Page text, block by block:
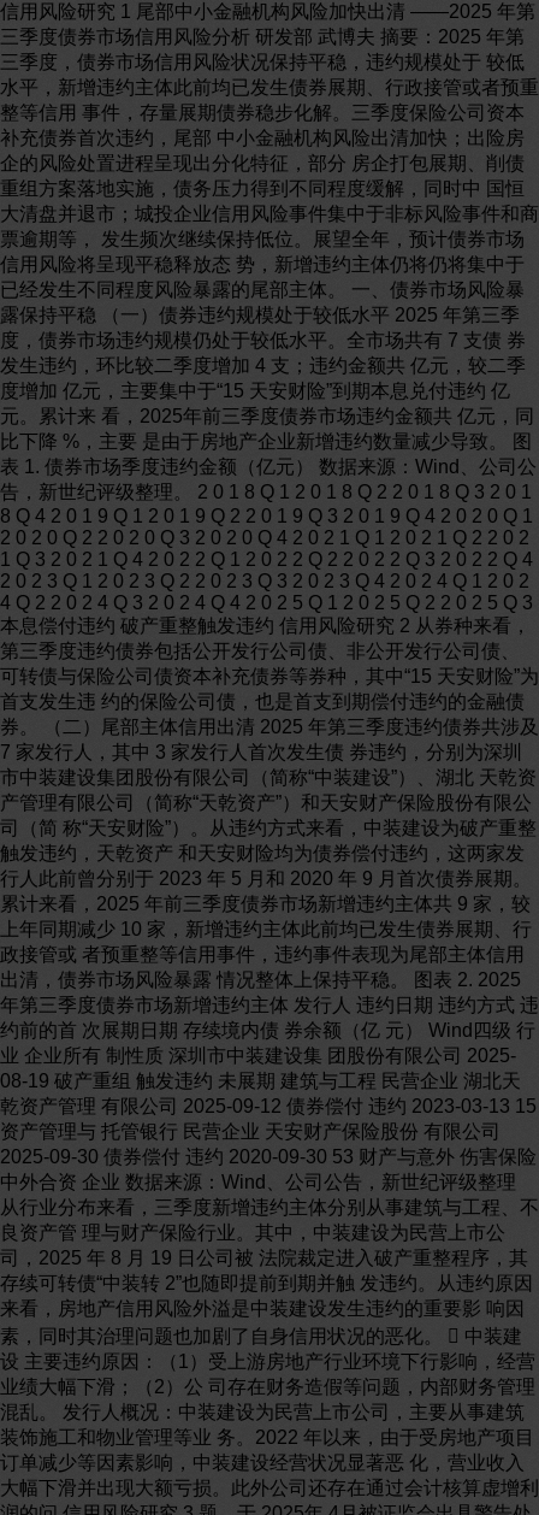
信用风险研究 1 尾部中小金融机构风险加快出清 ——2025 年第三季度债券市场信用风险分析 研发部 武博夫 摘要：2025 年第三季度，债券市场信用风险状况保持平稳，违约规模处于 较低水平，新增违约主体此前均已发生债券展期、行政接管或者预重整等信用 事件，存量展期债券稳步化解。三季度保险公司资本补充债券首次违约，尾部 中小金融机构风险出清加快；出险房企的风险处置进程呈现出分化特征，部分 房企打包展期、削债重组方案落地实施，债务压力得到不同程度缓解，同时中 国恒大清盘并退市；城投企业信用风险事件集中于非标风险事件和商票逾期等， 发生频次继续保持低位。展望全年，预计债券市场信用风险将呈现平稳释放态 势，新增违约主体仍将仍将集中于已经发生不同程度风险暴露的尾部主体。 一、债券市场风险暴露保持平稳 （一）债券违约规模处于较低水平 2025 年第三季度，债券市场违约规模仍处于较低水平。全市场共有 7 支债 券发生违约，环比较二季度增加 4 支；违约金额共 亿元，较二季度增加 亿元，主要集中于“15 天安财险”到期本息兑付违约 亿元。累计来 看，2025年前三季度债券市场违约金额共 亿元，同比下降 %，主要 是由于房地产企业新增违约数量减少导致。 图表 1. 债券市场季度违约金额（亿元） 数据来源：Wind、公司公告，新世纪评级整理。 2 0 1 8 Q 1 2 0 1 8 Q 2 2 0 1 8 Q 3 2 0 1 8 Q 4 2 0 1 9 Q 1 2 0 1 9 Q 2 2 0 1 9 Q 3 2 0 1 9 Q 4 2 0 2 0 Q 1 2 0 2 0 Q 2 2 0 2 0 Q 3 2 0 2 0 Q 4 2 0 2 1 Q 1 2 0 2 1 Q 2 2 0 2 1 Q 3 2 0 2 1 Q 4 2 0 2 2 Q 1 2 0 2 2 Q 2 2 0 2 2 Q 3 2 0 2 2 Q 4 2 0 2 3 Q 1 2 0 2 3 Q 2 2 0 2 3 Q 3 2 0 2 3 Q 4 2 0 2 4 Q 1 2 0 2 4 Q 2 2 0 2 4 Q 3 2 0 2 4 Q 4 2 0 2 5 Q 1 2 0 2 5 Q 2 2 0 2 5 Q 3 本息偿付违约 破产重整触发违约 信用风险研究 2 从券种来看，第三季度违约债券包括公开发行公司债、非公开发行公司债、 可转债与保险公司债资本补充债券等券种，其中“15 天安财险”为首支发生违 约的保险公司债，也是首支到期偿付违约的金融债券。 （二）尾部主体信用出清 2025 年第三季度违约债券共涉及 7 家发行人，其中 3 家发行人首次发生债 券违约，分别为深圳市中装建设集团股份有限公司（简称“中装建设”）、湖北 天乾资产管理有限公司（简称“天乾资产”）和天安财产保险股份有限公司（简 称“天安财险”）。从违约方式来看，中装建设为破产重整触发违约，天乾资产 和天安财险均为债券偿付违约，这两家发行人此前曾分别于 2023 年 5 月和 2020 年 9 月首次债券展期。累计来看，2025 年前三季度债券市场新增违约主体共 9 家，较上年同期减少 10 家，新增违约主体此前均已发生债券展期、行政接管或 者预重整等信用事件，违约事件表现为尾部主体信用出清，债券市场风险暴露 情况整体上保持平稳。 图表 2. 2025年第三季度债券市场新增违约主体 发行人 违约日期 违约方式 违约前的首 次展期日期 存续境内债 券余额（亿 元） Wind四级 行业 企业所有 制性质 深圳市中装建设集 团股份有限公司 2025-08-19 破产重组 触发违约 未展期 建筑与工程 民营企业 湖北天乾资产管理 有限公司 2025-09-12 债券偿付 违约 2023-03-13 15 资产管理与 托管银行 民营企业 天安财产保险股份 有限公司 2025-09-30 债券偿付 违约 2020-09-30 53 财产与意外 伤害保险 中外合资 企业 数据来源：Wind、公司公告，新世纪评级整理 从行业分布来看，三季度新增违约主体分别从事建筑与工程、不良资产管 理与财产保险行业。其中，中装建设为民营上市公司，2025 年 8 月 19 日公司被 法院裁定进入破产重整程序，其存续可转债“中装转 2”也随即提前到期并触 发违约。从违约原因来看，房地产信用风险外溢是中装建设发生违约的重要影 响因素，同时其治理问题也加剧了自身信用状况的恶化。  中装建设 主要违约原因：（1）受上游房地产行业环境下行影响，经营业绩大幅下滑；（2）公 司存在财务造假等问题，内部财务管理混乱。 发行人概况：中装建设为民营上市公司，主要从事建筑装饰施工和物业管理等业 务。2022 年以来，由于受房地产项目订单减少等因素影响，中装建设经营状况显著恶 化，营业收入大幅下滑并出现大额亏损。此外公司还存在通过会计核算虚增利润的问 信用风险研究 3 题，于 2025年 4月被证监会出具警告处分，相关责任人处以证券市场禁入处罚。2024年 5 月，中装建设被债权人申请预重整。2025 年 8 月 19 日，公司正式进入破产重整程序。 存续债券情况：“中装转 2”于 2021 年 4 月上市发行，发行规模 亿元，发行期 限 6 年。在中装建设正式进入破产程序之后，“中装转 2”相应提前到期触发违约，并于 2025 年 9 月 19 日起停止转股。除“中装转 2”之外，中装建设无其他存续债券。 除中装建设之外，三季度其余两家新增违约主体均为持牌金融机构，违约 事件反映出尾部中小金融机构风险出清加速。其中，天乾资产此前于 2023 年 5 月首次发生债券展期，除受间接控股股东武汉当代科技产业集团股份有限公司 （简称“当代科技”）违约事件影响导致外部支持力度削弱之外，也暴露出民营 AMC 风险管理薄弱、盈利模式单一等问题。  天乾资产 主要违约原因：（1）不良资产经营项目处置进度不及预期；（2）展期期间债务压力 不断累积，财务状况持续恶化；（3）间接控股股东破产重整，无法履行债券担保义务 发行人概况：天乾资产为湖北省民营AMC，主要业务包括在湖北省内开展金融企业 不良资产批量收购与处置、股权投资、债权投资、资产并购重组等。公司控股股东天盈 投资作为天乾资管的第一大股东，直接持股 %，并通过一致行动协议实际控制天乾 资管 %的表决权。2023 年“当代系”信用风险暴露，当代科技债券违约，天盈投 资、天乾资产均陆续发生债券展期。2025 年以来伴随当代科技进入破产重整，债券投资 人拒绝继续展期，天盈投资、天乾资产先后发生违约。 存续债券情况：天乾资产债券发行历史仅“20 天乾 01”和“20 天乾 02”两支非公 开发行公司债券，本金余额分别为 亿元和 亿元。其中“20 天乾 01”已兑付违 约，“20 天乾 02”将于 2026 年 5 月 6 日面临兑付。 天安财险原为“明天系”控制下的财产保险公司，2020 年 7 月被原银保监 会进行行政接管，此后对应付利息挂账。2025 年 6 月公司被金融监管总局处以 行政处罚并吊销业务许可证，其保单业务已被新成立的申能财产保险股份有限 公司（简称“申能财险”）接收。  天安财险 主要违约原因：（1）公司治理问题严重，违规向关联方输送利益；（2）经营模式较 为激进，存在期限错配问题，资本补充能力不足 发行人概况：天安财险成立于 1995 年，主要从事车险、信用保证保险等财产保险业 务。作为“明天系”控制的金融机构，天安财险经营模式较为激进，长期依赖短期投资 型业务扩大经营规模，形成较为严重的期限错配问题，资本补充压力较大。另一方面， 公司治理严重失衡，内部控制薄弱，违规向关联方输送利益、违规担保以及虚假报送监 管材料等问题频发。由于长期存在关联方利益输送，天安财险发行次级资本债补充资本 信用风险研究 4 后仍难以满足流动性压力。2020 年 7 月，天安财险等九家“明天系”金融机构被监管部 门接管。 存续债券情况：除“15 天安财险”之外发行人无其他存续债券。 （三）存量展期债券稳步化解 2025 年第三季度，债券市场展期规模继续保持在较低水平。三季度债券市 场共有 29 支债券展期，主要集中于数家出险房企达成债券打包展期；新增展期 债券 2 支，本金余额共 亿元，均为本季度首次展期主体正兴隆房地产（深 圳）有限公司（简称“正兴隆地产”）存续债券。 图表 3. 2025年第三季度债券市场新增展期债项 发行人 证券简称 券种 展期日期 展期前余 额（亿 元） 展期类 型 展期金额 （万元） 说明 正兴隆房地产 （深圳）有限 公司 H1 绿景 01 公司债 2025-08-18 2025-09-30 付息 两次对 利息展 期 H1 绿景 02 公司债 2025-08-18 2025-09-30 付息 数据来源：Wind、公司公告，新世纪评级整理  正兴隆地产 发行人简况：正兴隆地产为港股上市公司绿景（中国）地产投资有限公司（简称 “绿景中国地产”，股票代码：）境内经营主体。公司业务主要集中于大湾区地 区城市更新项目，近年来受房地产市场下行影响去化难度加大，2024 年亏损规模扩大。 2025 年 3 月绿景中国地产披露债务违约。此外，2025 年 1 月，由于存在非市场化发行公 司债券的问题，深圳市证监局对正兴隆地产采取出具警示函措施。 存续债券情况：正兴隆房地产仅有“H1 绿景 01”与“H1 绿景 02”两支债券存续， 本金余额共 亿元，将均于 2026 年 8 月 17 日面临到期兑付，均由绿景中国地产提供 担保。目前两支债券本期利息资金已展期至兑付日，如果发行人未来资产变现或债务重 组等处置手段不及预期，存续债券仍将面临违约的可能。 累计来看，2025 年前三季度债券市场共有 6 支一般信用类债券 1 期资产支 持证券首次展期，金额共 亿元，同比下降 %，降幅显著。伴随房地 产信用风险暴露逐渐接近尾声，债券市场展期现象持续回落。从存量来看，截 至 2025年 9月末，债券市场共有 202支一般信用类债券与 40期资产支持证券仍 处于展期状态，存量展期本金余额共 亿元，较上年末下降 亿元。 从债务风险化解处置的角度来看，目前展期主体的处置方式以打包展期为主， 延长兑付期限、缓解短期偿债压力，此外部分出险房企已实现整体债务重组， 债券余额大幅削减，成为存量展期规模下降的主要原因。 信用风险研究 5 图表 4. 债券市场新增与存量展期情况 资料来源：Wind，新世纪评级整理。资产支持证券支数按分层统计 二、尾部中小金融机构风险加快出清 2025 年第三季度天安财险资本补充债券到期兑付违约，成为首支发生违约 的保险公司债券，显示出尾部中小金融机构的出清进程明显加快。此前，包商 银行股份有限公司（简称“包商银行”）发行的商业银行次级债券“15包商银行 二级”于 2020 年 11 月全额减记并且不再支付累计应付利息，成为首支发生违 约的金融债券。此外，天安人寿、西藏金租等金融债券发行人曾发生债券展期， 部分地方 AMC 和融资租赁公司发行的公司债券也发生违约。 图表 5. 债券市场金融债偿付风险事件 发行人 债券简称 债券类型 时间 事件 是否计入 债券违约 天安财产保险股份 有限公司 15 天安财险 保险公司资 本补充债券 2020-09-30 利息挂账展期 否 2025-09-30 兑付违约 是 天安人寿保险股份 有限公司 15 天安人寿 保险公司资 本补充债券 2020-12-29 利息挂账展期 否 包商银行股份有限 公司 15 包商银行二级 商业银行二 级资本债券 2020-11-13 全额减记并不 再支付利息 是 西藏金融租赁有限 公司 18 西藏租赁债 01 金融债券 2021-08-03 到期兑付展期 否 19 西藏租赁债 01 金融债券 2022-08-09 到期兑付展期 否 数据来源：Wind、公司公告，新世纪评级整理 近年来面对金融控股集团企业风险的累积，监管部门通过行政接管、划转 承接、市场化破产出清等方式稳妥推动金融领域风险化解。2020年 7月 17日， 原银保监会与证监会对九家“明天系”金融机构实施接管，包括四家保险公司、 两家信托公司、两家证券公司与一家期货公司。在接管过程中，监管部门首先 采取业务托管措施，对受接管金融机构的债权债务及资产负债情况进行全面摸 0 100 200 300 400 500 600 700 800 0 10 20 30 40 50 60 70 80 2 0 1 8 Q 1 2 0 1 8 Q 3 2 0 1 9 Q 1 2 0 1 9 Q 3 2 0 2 0 Q 1 2 0 2 0 Q 3 2 0 2 1 Q 1 2 0 2 1 Q 3 2 0 2 2 Q 1 2 0 2 2 Q 3 2 0 2 3 Q 1 2 0 2 3 Q 3 2 0 2 4 Q 1 2 0 2 4 Q 3 2 0 2 5 Q 1 2 0 2 5 Q 3 展期债券数量和金额 支数 金额[右轴] 0 500 1,000 1,500 2,000 2,500 3,000 3,500 4,000 0 50 100 150 200 250 300 350 存量展期情况 存量展期支数 存量展期金额[右轴] 信用风险研究 6 底，重点排查通过信托、理财、股权基金等渠道向关联方违规输送利益的情况。 2025 年 6 月和 8 月，金融监管总局先后对天安财险等四家“明天系”保险机构 作出行政处罚，指出其公司治理混乱、内部控制失效、存在重大关联交易违规 行为，对相关责任人处罚，并吊销天安财险、天安人寿保险股份有限公司（简 称“天安人寿”）与华夏人寿保险股份有限公司（简称“华夏人寿”）的保险业 务许可证。 图表 6. 金融监管总局对“明天系”四家保险公司处罚情况 机构 处罚时间 主要违法违规行为 行政处罚内容 天安财产保险股 份有限公司 2025-06- 13 公司治理报告与实际情况不符，部分拟任高 级管理人员未经任职资格许可即履职，违规 通过信托、存款、理财、股权基金投资向关 联方输送利益，未按照规定使用经批准的保 险条款、保险费率，向监管部门提供虚假报 告、报表、文件和资料等。 吊销业务许可证。 对责任人员警告并罚 款；撤销任职资格；行 业禁入。 天安人寿保险股 份有限公司 2025-06- 13 公司治理报告不真实，董事尽职报告存在不 实声明，薪酬管理报告不真实，高管在未取 得任职资格的情况下履行职责，违规将投资 资产用于担保或提供贷款，违规通过关联交 易向实际控制人输送利益等。 吊销业务许可证。 对责任人员警告并罚 款；撤销任职资格；行 业禁入。 易安财产保险股 份有限公司 2025-06- 06 违规资金运用损害公司利益，委托无保险中 介资质机构从事保险销售活动，保险条款和 保险费率违反规定，编制或者提供虚假的报 告、报表、文件、资料等 对责任人员警告并罚 款；撤销任职资格；行 业禁入。 华夏人寿保险股 份有限公司 2025-08- 01 报送的报告中存在虚假记载和重大遗漏、客 户信息不真实、产品宣传材料不合规、虚假 列支费用、违规大幅虚增偿付能力、违规运 用资金造成重大损失等 吊销业务许可证。 对责任人员警告并罚 款；撤销任职资格；行 业禁入。 数据来源：金融监管总局，新世纪评级整理 从处置措施来看，监管部门根据被接管金融机构自身实际情况，采用业务 承接、股权划转、破产清算等手段进行处理，确保风险得到妥善化解的同时存 量客户权益不受影响。在保险领域，天安财险、天安人寿和华夏人寿采取“新 设承接+破产”的手段，保单业务由新组建成立的国资背景险企承接，原主体吊 销业务许可证之后面临破产；易安财险规模体量和风险敞口相对较小，在破产 重整后纳入比亚迪汽车工业有限公司合并范围，重组并更名为深圳比亚迪财产 保险有限公司，恢复正常营业。在信托领域，根据打破刚性兑付的原则，新华 信托已进入破产清算，新时代信托对投资人打折兑付。在证券、期货领域，新 时代证券、国盛证券和国盛期货的控制权由中国诚通控股集团有限公司、江西 省交通投资集团有限责任公司等央国企接手，完成自身整改之后恢复正常经营。 图表 7. “明天系”九家金融机构接管与处理情况 机构类型 机构名称 后续处理 保险 天安财产保险股份有限公司 成立新主体申通财险承接保单 天安人寿保险股份有限公司 成立新主体中汇人寿承接保单 信用风险研究 7 机构类型 机构名称 后续处理 易安财产保险股份有限公司 完成破产重整，股东变更并重组为比亚迪财险，恢复正 常经营 华夏人寿保险股份有限公司 成立新主体瑞众人寿承接保单 信托 新华信托股份有限公司 破产清算 新时代信托股份有限公司 打折兑付，股权处置尚未完成 证券 新时代证券股份有限公司 2022 年 5 月 27 日结束接管，股东变更并重组为诚通证 券，恢复正常经营 国盛证券有限责任公司 国资股东接接手，2022年 7月 16日结束接管，恢复正常 经营 期货 国盛期货有限责任公司 国资股东接接手，2022年 7月 16日结束接管，恢复正常 经营 数据来源：新世纪评级根据公开信息整理 三、出险房企风险处置进展分化 2025 年第三季度，多家出险房企债务化解工作取得实质性进展，具体措施 包括打包延长展期期限、削债重组和境外债务债转股等，债务压力获得不同程 度缓解。三季度深圳市龙光控股有限公司、旭辉集团股份有限公司、融侨等出 险房企境内债券达成打包展期，涉及债券本金规模共 亿元，偿付期限延 长到 2027 年至 2033 年不等，短期内债务压力大幅缓解。同时，融创房地产集 团有限公司境内债券的庭外债务重组落地执行，公司存量债券的余额由 2025 年 6 月末的 亿元下降至 亿元。 图表 8. 2025年第三季度出险房企打包展期情况 发行人 达成打包展期时间 展期的债券本金余额 （亿元） 最长兑付截止日 深圳市龙光控股有限公司 2025-07-10 2033-07-10 旭辉集团股份有限公司 2025-07-18 2033-07-18 融侨集团股份有限公司 2025-09-01 2027-08-31 数据来源：Wind、公司公告，新世纪评级整理 在部分出险房企风险处置取得进展的同时，部分内部管理失能、债权债务 关系混乱、可处置变现资产匮乏的出险房企进入清盘或破产出清，后者以中国 恒大集团（简称“中国恒大”）最为典型。作为本轮房地产信用风险中的标志性 企业，中国恒大集团在 2021 年 9 月债务危机全面爆发后曾尝试出台债务重组、 引入战略投资者等风险化解方案，但是最终均未能落地执行。2024 年 1 月 29 日， 香港高等法院正式向中国恒大下达清盘令。2025 年 8 月 25 日，在连续暂停买卖 18 个月之后，公司股票（代码：）从港交所退市。 根据中国恒大清盘人公布，截至 2025 年 7 月末已收到债权人主张金额约 3500 亿港元，而清盘人直接管控的实体的资产价值总额约为 270 亿港元。中国 恒大由于资产所有权结构较为复杂，涉及在多个司法管辖区注册成立的公司实 信用风险研究 8 体且存在大量的集团内部交易，因此清盘令的执行难度较大。在境内债务方面， 中国恒大的境内债务主体恒大地产集团有限公司（简称“恒大地产”）存续债券 余额达 535 亿元，仍处于停牌状态。伴随中国恒大在建项目“保交楼”工作接 近尾声，未来中国恒大境内债权债务的司法清理工作或将加快。2025 年 8 月， 恒大地产两家子公司广州市凯隆置业有限公司、恒大地产集团广东房地产开发 有限公司已先后被法院裁定进入破产清算。 在香港司法体系中，“清盘呈请”（Winding-up Petition）指债权人、股东或 利害关系人向香港高等法院提出对一家公司进行强制清盘的法律申请，常被用 做债权人向债务人施加压力追讨债务的常用手段。如果债权人与债务人之间无 法就债务偿还达成和解，那么被提出清盘呈请的债务人将被法院下达强制清盘 令。在本轮房地产信用风险中，已有 27 家发生债务违约的港股上市房企曾被提 出清盘呈请，其中大多数积极与债权人沟通协商，向法院提出延期，采取债务 重组等方式化解债务风险，最终 6 家港股上市房企被下达清盘令。 图表 9. 被下达清盘令的港股上市房企 简称 股票代码 违约时间 被下达清盘令时间 股票退市时间 中国恒大 2021 年 12 月 2024-01-29 2025-08-25 新力控股集团 2021 年 10 月 2023-05-05 2023-04-13 大发地产 2022 年 1 月 2024-10-16 2024-10-29 佳源国际控股 2023 年 1 月 2024-01-11 2024-10-29 德信中国 2022 年 12 月 2024-06-11 — 华南城 2024 年 2 月 2025-08-11 — 数据来源：Wind、DMI，公司公告，新世纪评级整理 四、城投企业非标风险保持低位 2025 年第三季度，城投企业信用风险事件主要集中于非标风险事件和商票 逾期等方面，发生频次继续下降，涉及到的主体基本局限在少数重点地区。根 据 DMI 数据显示，2025 年一至三季度城投企业非标风险事件分别发生 13 起、 11 起和 6 起，呈现逐季下降态势。从区域来看，前三季度城投非标风险事件主 要集中于山东省（12次）、贵州省（6次）、陕西省（4次）和云南省（4次），各 省份发生频次较上年均明显下降。 信用风险研究 9 图表 10. 2025年前三季度城投企业非标风险事件情况（次） 数据来源：DMI，新世纪评级整理 从商票逾期情况来看，根据上海票交所数据显示，2025 年第三季度共有 47 家城投企业披露商票逾期，环比来看较第二季度减少 4 家，其中首次披露的承 兑人 21 家；逾期金额共 亿元，与第二季度基本持平，继续保持 2024 年以 来的季度下降趋势。三季度共